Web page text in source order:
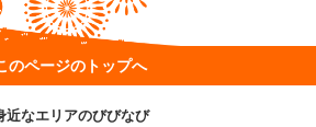
のページのトップへ
近なエリアのびびなび